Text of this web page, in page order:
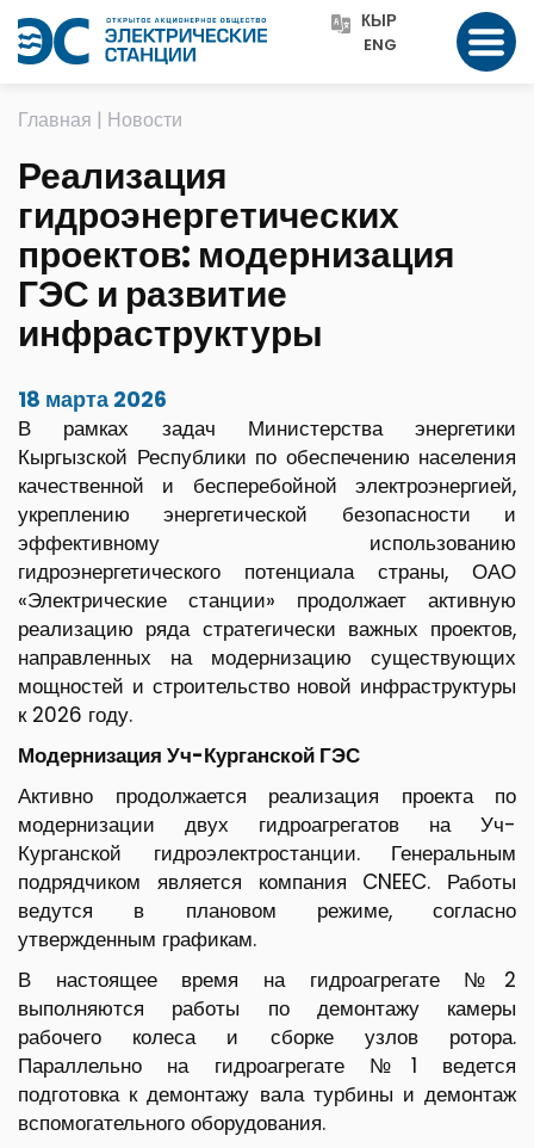
КЫР
ENG
Главная | Новости
Реализация
гидроэнергетических
проектов: модернизация
ГЭС и развитие
инфраструктуры
18 марта 2026
В рамках задач Министерства энергетики
Кыргызской Республики по обеспечению населения
качественной и бесперебойной электроэнергией,
укреплению энергетической безопасности и
эффективному использованию
гидроэнергетического потенциала страны, ОАО
«Электрические станции» продолжает активную
реализацию ряда стратегически важных проектов,
направленных на модернизацию существующих
мощностей и строительство новой инфраструктуры
к 2026 году.
Модернизация Уч-Курганской ГЭС
Активно продолжается реализация проекта по
модернизации двух гидроагрегатов на Уч-
Курганской гидроэлектростанции. Генеральным
подрядчиком является компания CNEEC. Работы
ведутся в плановом режиме, согласно
утвержденным графикам.
В настоящее время на гидроагрегате №2
выполняются работы по демонтажу камеры
рабочего колеса и сборке узлов ротора.
Параллельно на гидроагрегате №1 ведется
подготовка к демонтажу вала турбины и демонтаж
вспомогательного оборудования.